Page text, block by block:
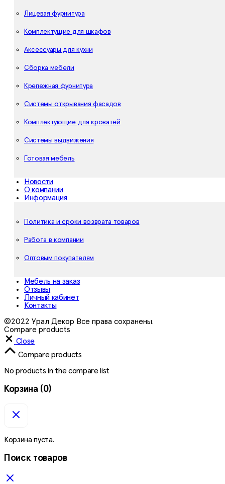
Лицевая фурнитура
Комплектущие для шкафов
Аксессуары для кухни
Сборка мебели
Крепежная фурнитура
Системы открывания фасадов
Комплектующие для кроватей
Системы выдвижения
Готовая мебель
Новости
О компании
Информация
Политика и сроки возврата товаров
Работа в компании
Оптовым покупателям
Мебель на заказ
Отзывы
Личный кабинет
Контакты
©2022 Урал Декор Все права сохранены.
Compare products
Close
Compare products
No products in the compare list
Корзина (0)
Корзина пуста.
Поиск товаров